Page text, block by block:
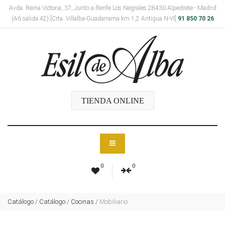
Avda. Reina Victoria, 37, Junto a Renfe Los Negrales 28430 Alpedrete - Madrid
(A6 salida 42) [Crta. Villalba-Guadarrama km 1,2 Antigua N-VI]
91 850 70 26
TIENDA ONLINE
0 0
Catálogo / Catálogo / Cocinas / Mobiliario